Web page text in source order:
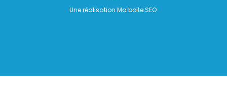
Une réalisation Ma boite SEO